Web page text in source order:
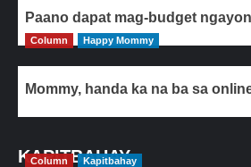
Paano dapat mag-budget
Column Happy Mommy
Mommy, handa ka na ba sa
KAPITBAHAY
Column Kapitbahay